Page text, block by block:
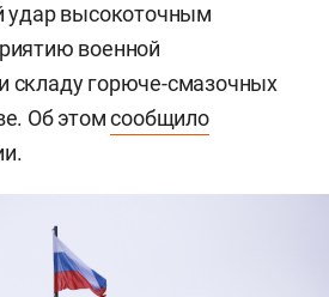
удар высокоточным
военной
складу горюче-смазочных
Об этомсообщило